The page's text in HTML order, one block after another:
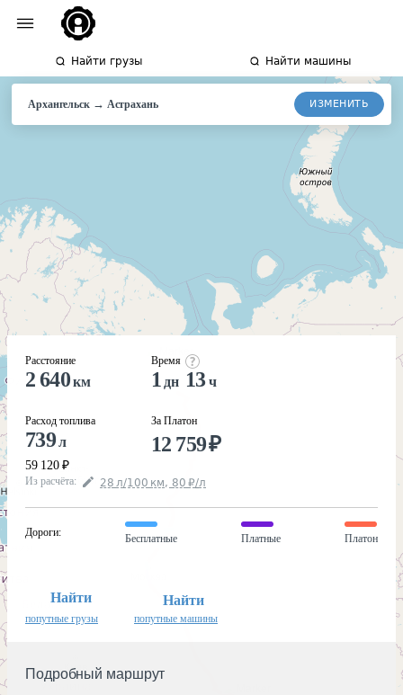
Найти грузы Найти машины
Архангельск→ Астрахань ИЗМЕНИТЬ
Расстояние
2 640км
Расход топлива
739л
59 120 ₽
Время
1 дн 13ч
За Платон
12 759₽
Из расчёта: 28 л/100 км, 80 ₽/л
Дороги:
Бесплатные Платные Платон
Найти
попутные грузы
Найти
попутные машины
Подробный маршрут